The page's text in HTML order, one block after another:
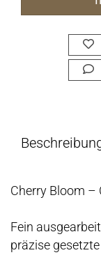
Cherry Bloom –
Fein
präzise